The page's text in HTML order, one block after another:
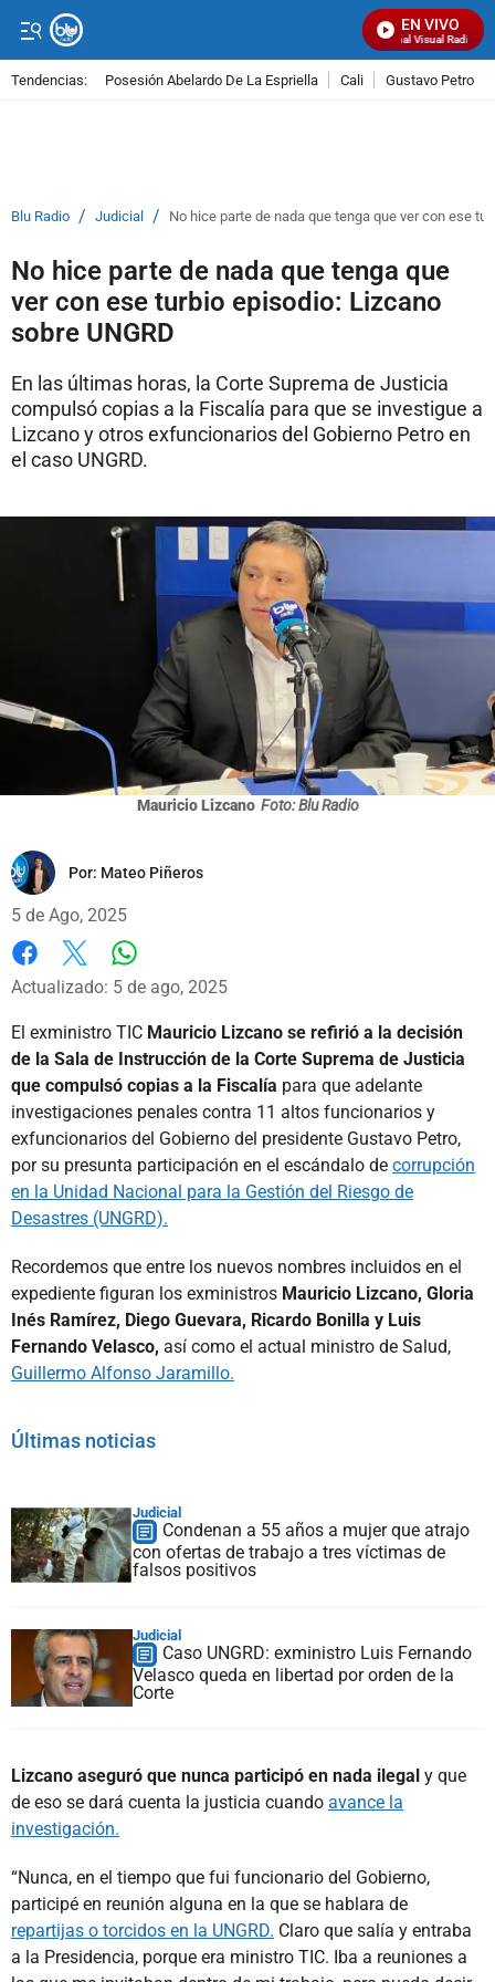
EN VIVO
Señal Visual Radio
Tendencias: Posesión Abelardo De La Espriella Cali Gustavo Petro
Blu Radio / Judicial / No hice parte de nada que tenga que ver con ese
No hice parte de nada que tenga que
ver con ese turbio episodio: Lizcano
sobre UNGRD
En las últimas horas, la Corte Suprema de Justicia
compulsó copias a la Fiscalía para que se investigue a
Lizcano y otros exfuncionarios del Gobierno Petro en
el caso UNGRD.
Mauricio Lizcano Foto: Blu Radio
Por: Mateo Piñeros
5 de Ago, 2025
Facebook
X
Actualizado: 5 de ago, 2025
El exministro TIC Mauricio Lizcano se refirió a la decisión
de la Sala de Instrucción de la Corte Suprema de Justicia
que compulsó copias a la Fiscalía para que adelante
investigaciones penales contra 11 altos funcionarios y
exfuncionarios del Gobierno del presidente Gustavo Petro,
por su presunta participación en el escándalo de corrupción
en la Unidad Nacional para la Gestión del Riesgo de
Desastres (UNGRD).
Recordemos que entre los nuevos nombres incluidos en el
expediente figuran los exministros Mauricio Lizcano, Gloria
Inés Ramírez, Diego Guevara, Ricardo Bonilla y Luis
Fernando Velasco, así como el actual ministro de Salud,
Guillermo Alfonso Jaramillo.
Últimas noticias
Judicial
Condenan a 55 años a mujer que atrajo
con ofertas de trabajo a tres víctimas de
falsos positivos
Judicial
Caso UNGRD: exministro Luis Fernando
Velasco queda en libertad por orden de la
Corte
Lizcano aseguró que nunca participó en nada ilegal y que
de eso se dará cuenta la justicia cuando avance la
investigación.
“Nunca, en el tiempo que fui funcionario del Gobierno,
participé en reunión alguna en la que se hablara de
repartijas o torcidos en la UNGRD. Claro que salía y entraba
a la Presidencia, porque era ministro TIC. Iba a reuniones a